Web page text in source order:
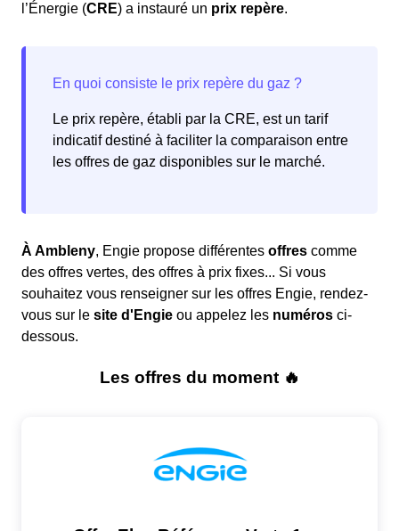
l’Énergie (CRE) a instauré un prix repère.
Le prix repère, établi par la CRE, est un tarif
indicatif destiné à faciliter la comparaison entre
les offres de gaz disponibles sur le marché.
À Ambleny, Engie propose différentes offres comme
des offres vertes, des offres à prix fixes... Si vous
souhaitez vous renseigner sur les offres Engie, rendez-
vous sur le site d'Engie ou appelez les numéros ci-
dessous.